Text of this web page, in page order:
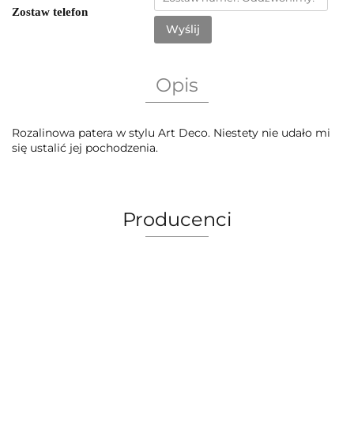
Zostaw telefon
Wyślij
Opis
Rozalinowa patera w stylu Art Deco. Niestety nie udało mi
się ustalić jej pochodzenia.
Producenci